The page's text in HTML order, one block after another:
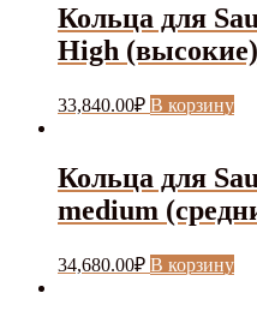
Кольца для
High (высокие)
33,840.00₽ В корзину
Кольца для
medium
34,680.00₽ В корзину